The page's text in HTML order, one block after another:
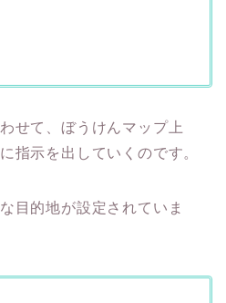
せて、ぼうけんマップ上
指示を出していくのです。
目的地が設定されていま